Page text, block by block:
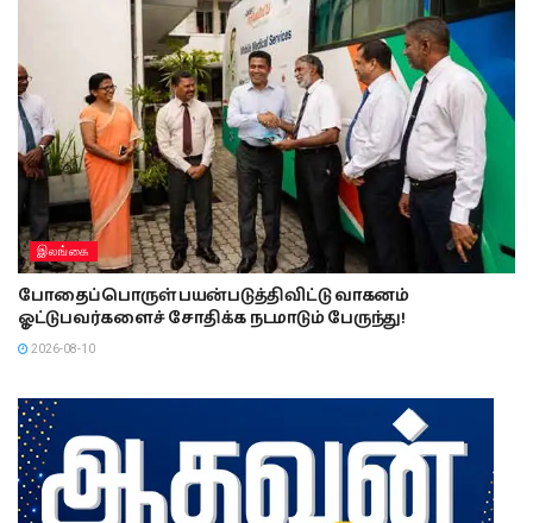
இலங்கை
போதைப்பொருள் பயன்படுத்திவிட்டு வாகனம்
ஓட்டுபவர்களைச் சோதிக்க நடமாடும் பேருந்து!
2026-08-10